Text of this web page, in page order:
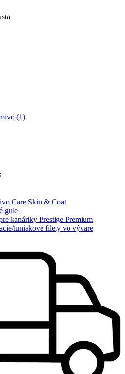
(1)
Care Skin & Coat
gule
kanáriky Prestige Premium
tuniakové filety vo vývare